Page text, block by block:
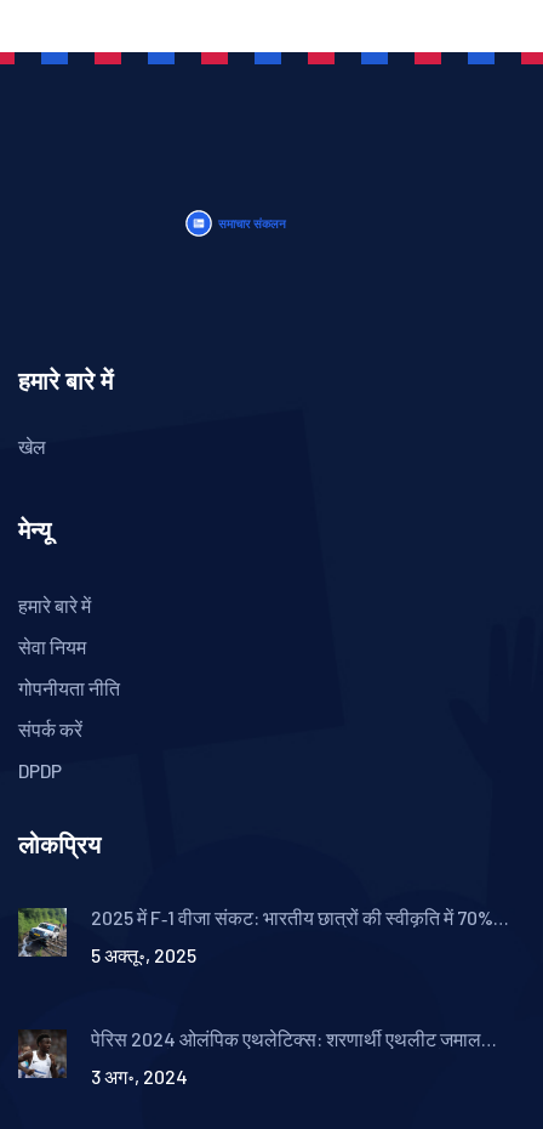
हमारे बारे में
खेल
मेन्यू
हमारे बारे में
सेवा नियम
गोपनीयता नीति
संपर्क करें
DPDP
लोकप्रिय
2025 में F‑1 वीजा संकट: भारतीय छात्रों की स्वीकृति में 70%
5 अक्तू॰, 2025
पेरिस 2024 ओलंपिक एथलेटिक्स: शरणार्थी एथलीट जमाल
सर्वश्रेष्ठ समय दर्ज किया
3 अग॰, 2024